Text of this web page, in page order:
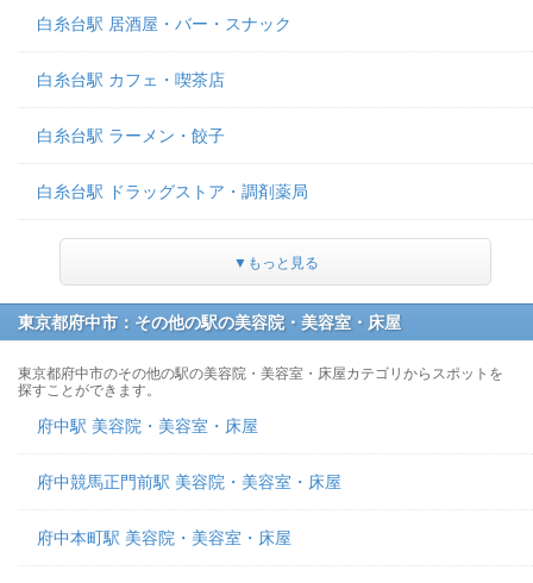
白糸台駅 居酒屋・バー・スナック
白糸台駅 カフェ・喫茶店
白糸台駅 ラーメン・餃子
白糸台駅 ドラッグストア・調剤薬局
▼もっと見る
東京都府中市：その他の駅の美容院・美容室・床屋
東京都府中市のその他の駅の美容院・美容室・床屋カテゴリからスポットを
探すことができます。
府中駅 美容院・美容室・床屋
府中競馬正門前駅 美容院・美容室・床屋
府中本町駅 美容院・美容室・床屋